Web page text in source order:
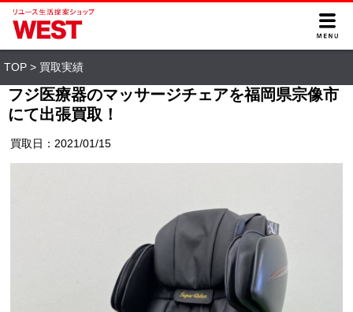
TOP > 買取実績
フジ医療器のマッサージチェアを福岡県宗像市
にて出張買取！
買取日：2021/01/15